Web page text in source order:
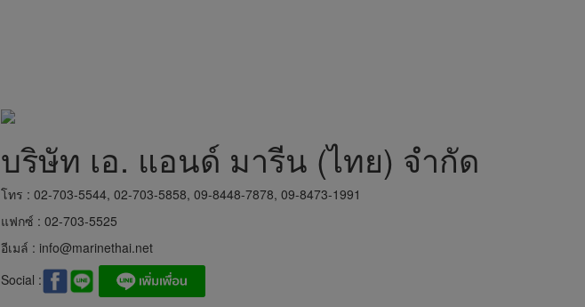
บริษัท เอ. แอนด์ มารีน (ไทย) จำกัด
โทร : 02-703-5544, 02-703-5858, 09-8448-7878, 09-8473-1991
แฟกซ์ : 02-703-5525
อีเมล์ : info@marinethai.net
Social :